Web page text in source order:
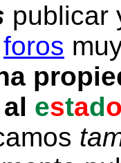
publicar
foros
estad